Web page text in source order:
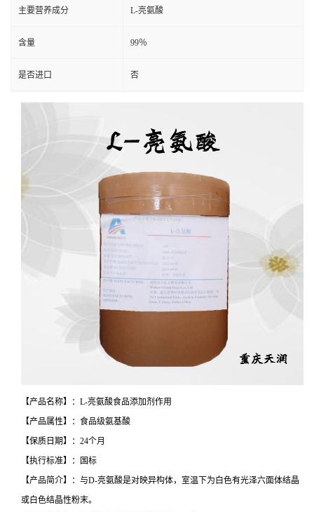
主要营养成分 L-亮氨酸
含量 99％
是否进口 否
【产品名称】：L-亮氨酸食品添加剂作用
【产品属性】：食品级氨基酸
【保质日期】：24个月
【执行标准】：国标
【产品简介】：与D-亮氨酸是对映异构体，室温下为白色有光泽六面体结晶
或白色结晶性粉末。